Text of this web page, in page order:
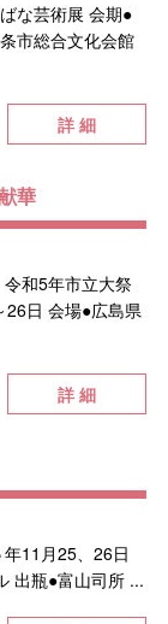
な芸術展 会期●
市総合文化会館
詳 細
華
和5年市立大祭
26日 会場●広島県
詳 細
11月25、26日
出瓶●富山司所 ...